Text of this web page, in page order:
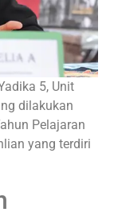
5, Unit
dilakukan
Pelajaran
yang terdiri